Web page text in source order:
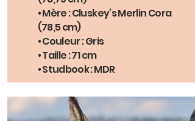
• Mère : Cluskey’s Merlin Cora
(78,5 cm)
• Couleur : Gris
• Taille : 71 cm
• Studbook : MDR